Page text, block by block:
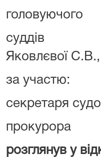
Яковлєвої С.В.,
за участю:
секретаря
розглянув у